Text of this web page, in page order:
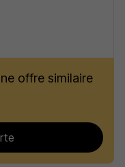
offre similaire